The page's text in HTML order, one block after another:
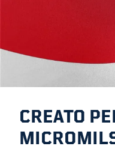
CREATO